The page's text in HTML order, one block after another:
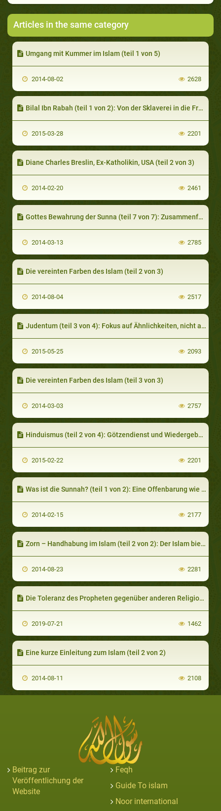
Articles in the same category
Umgang mit Kummer im Islam (teil 1 von 5)
2014-08-02 2628
Bilal Ibn Rabah (teil 1 von 2): Von der Sklaverei in die Freiheit
2015-03-28 2201
Diane Charles Breslin, Ex-Katholikin, USA (teil 2 von 3)
2014-02-20 2461
Gottes Bewahrung der Sunna (teil 7 von 7): Zusammenfassung
2014-03-13 2785
Die vereinten Farben des Islam (teil 2 von 3)
2014-08-04 2517
Judentum (teil 3 von 4): Fokus auf Ähnlichkeiten, nicht auf Unterschiede
2015-05-25 2093
Die vereinten Farben des Islam (teil 3 von 3)
2014-03-03 2757
Hinduismus (teil 2 von 4): Götzendienst und Wiedergeburt
2015-02-22 2201
Was ist die Sunnah? (teil 1 von 2): Eine Offenbarung wie der Qur´an
2014-02-15 2177
Zorn – Handhabung im Islam (teil 2 von 2): Der Islam bietet verschiedene Methoden, Ärger und Wut zu überwinden
2014-08-23 2281
Die Toleranz des Propheten gegenüber anderen Religionen (teil 1 von 2): Jedem seine eigene Religion
2019-07-21 1462
Eine kurze Einleitung zum Islam (teil 2 von 2)
2014-08-11 2108
Beitrag zur
Veröffentlichung der
Website
Feqh
Guide To islam
Noor international